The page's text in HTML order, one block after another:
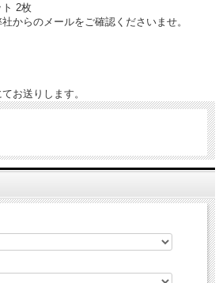
ト 2枚
からのメールをご確認くださいませ。
お送りします。